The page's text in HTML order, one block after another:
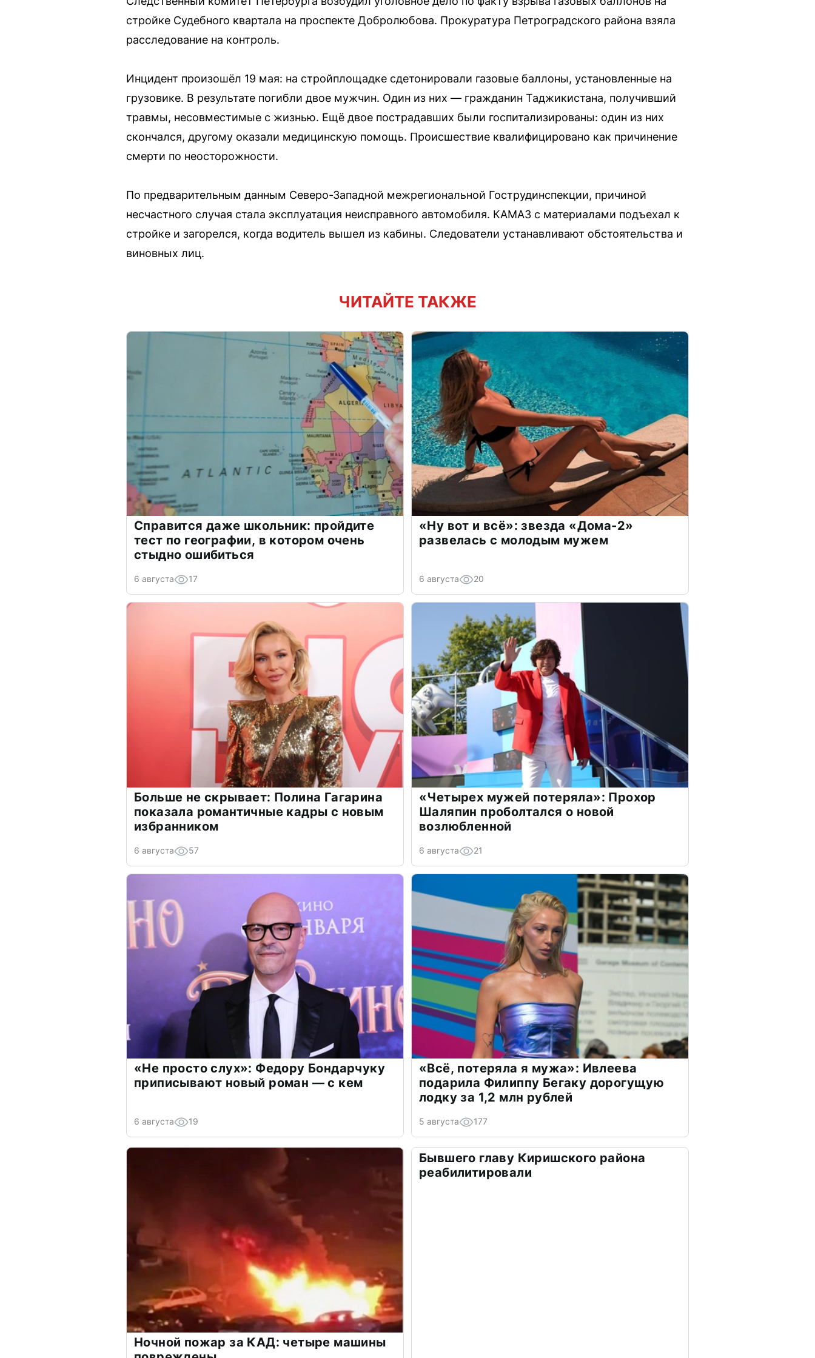
стройке Судебного квартала на проспекте Добролюбова. Прокуратура Петроградского района взяла
расследование на контроль.
Инцидент произошёл 19 мая: на стройплощадке сдетонировали газовые баллоны, установленные на
грузовике. В результате погибли двое мужчин. Один из них — гражданин Таджикистана, получивший
травмы, несовместимые с жизнью. Ещё двое пострадавших были госпитализированы: один из них
скончался, другому оказали медицинскую помощь. Происшествие квалифицировано как причинение
смерти по неосторожности.
По предварительным данным Северо-Западной межрегиональной Гострудинспекции, причиной
несчастного случая стала эксплуатация неисправного автомобиля. КАМАЗ с материалами подъехал к
стройке и загорелся, когда водитель вышел из кабины. Следователи устанавливают обстоятельства и
виновных лиц.
ЧИТАЙТЕ ТАКЖЕ
Справится даже школьник: пройдите
тест по географии, в котором очень
стыдно ошибиться
6 августа 17
«Ну вот и всё»: звезда «Дома-2»
развелась с молодым мужем
6 августа 20
Больше не скрывает: Полина Гагарина
показала романтичные кадры с новым
избранником
6 августа 57
«Четырех мужей потеряла»: Прохор
Шаляпин проболтался о новой
возлюбленной
6 августа 21
«Не просто слух»: Федору Бондарчуку
приписывают новый роман — с кем
6 августа 19
«Всё, потеряла я мужа»: Ивлеева
подарила Филиппу Бегаку дорогущую
лодку за 1,2 млн рублей
5 августа 177
Ночной пожар за КАД: четыре машины
Бывшего главу Киришского района
реабилитировали